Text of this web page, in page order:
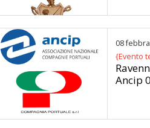
08
{Evento
Ancip